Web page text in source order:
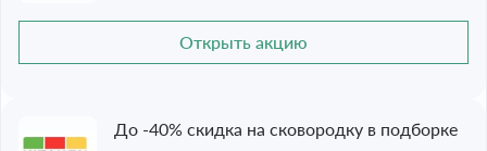
Открыть акцию
До -40% скидка на сковородку в подборке